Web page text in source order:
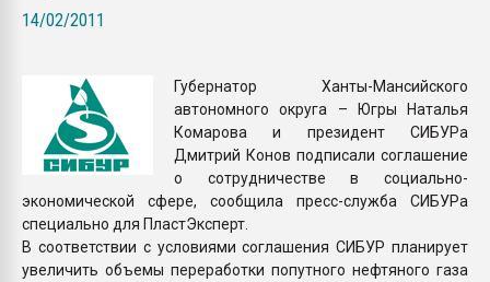
ПЕРЕЙТИ НА
14/02/2011
Губернатор Ханты-Мансийского
автономного округа – Югры Наталья
Комарова и президент СИБУРа
Дмитрий Конов подписали соглашение
о сотрудничестве в социально-
экономической сфере, сообщила пресс-служба СИБУРа
специально для ПластЭксперт.
В соответствии с условиями соглашения СИБУР планирует
увеличить объемы переработки попутного нефтяного газа